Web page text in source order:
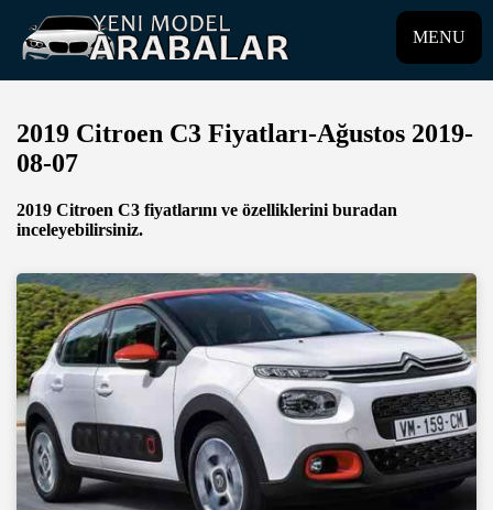
MENU
2019 Citroen C3 Fiyatları-Ağustos 2019-
08-07
2019 Citroen C3 fiyatlarını ve özelliklerini buradan
inceleyebilirsiniz.